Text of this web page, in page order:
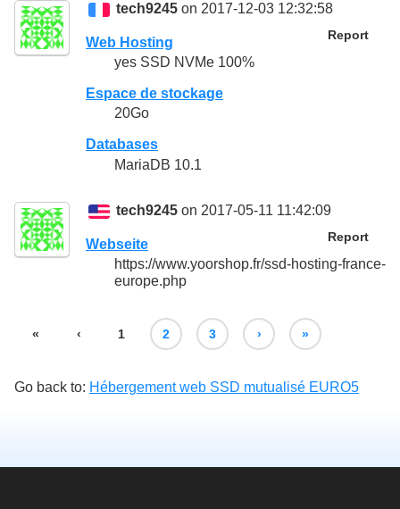
tech9245 on 2017-12-03 12:32:58
Report
Web Hosting
yes SSD NVMe 100%
Espace de stockage
20Go
Databases
MariaDB 10.1
tech9245 on 2017-05-11 11:42:09
Report
Webseite
https://www.yoorshop.fr/ssd-hosting-france-
europe.php
« ‹ 1 2 3 › »
Go back to: Hébergement web SSD mutualisé EURO5